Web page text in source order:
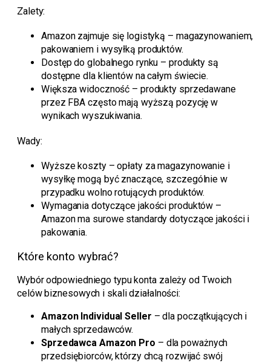
Zalety:
Amazon zajmuje się logistyką – magazynowaniem,
pakowaniem i wysyłką produktów.
Dostęp do globalnego rynku – produkty są
dostępne dla klientów na całym świecie.
Większa widoczność – produkty sprzedawane
przez FBA często mają wyższą pozycję w
wynikach wyszukiwania.
Wady:
Wyższe koszty – opłaty za magazynowanie i
wysyłkę mogą być znaczące, szczególnie w
przypadku wolno rotujących produktów.
Wymagania dotyczące jakości produktów –
Amazon ma surowe standardy dotyczące jakości i
pakowania.
Które konto wybrać?
Wybór odpowiedniego typu konta zależy od Twoich
celów biznesowych i skali działalności:
Amazon Individual Seller – dla początkujących i
małych sprzedawców.
Sprzedawca Amazon Pro – dla poważnych
przedsiębiorców, którzy chcą rozwijać swój